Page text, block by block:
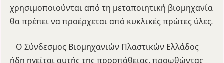
χρησιμοποιούνται από τη μεταποιητική βιομηχανία
θα πρέπει να προέρχεται από κυκλικές πρώτες ύλες.
Ο Σύνδεσμος Βιομηχανιών Πλαστικών Ελλάδος
ήδη ηγείται αυτής της προσπάθειας, προωθώντας